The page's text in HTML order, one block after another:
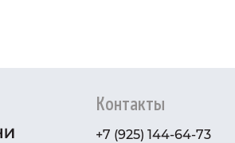
Контакты
+7 (925) 144-64-73